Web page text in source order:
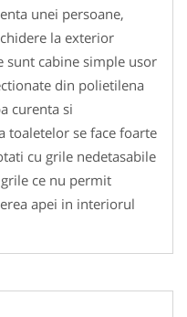
unei persoane,
la exterior
sunt cabine simple usor
din polietilena
curenta si
toaletelor se face foarte
cu grile nedetasabile
ce nu permit
apei in interiorul